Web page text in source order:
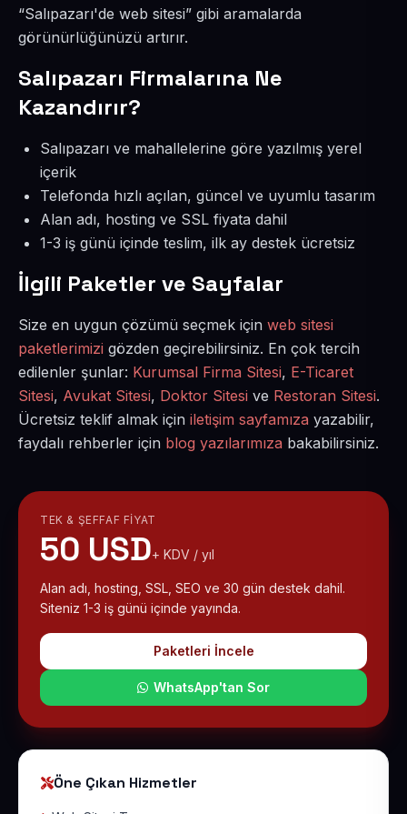
“Salıpazarı'de web sitesi” gibi aramalarda
görünürlüğünüzü artırır.
Salıpazarı Firmalarına Ne
Kazandırır?
Salıpazarı ve mahallelerine göre yazılmış yerel
içerik
Telefonda hızlı açılan, güncel ve uyumlu tasarım
Alan adı, hosting ve SSL fiyata dahil
1-3 iş günü içinde teslim, ilk ay destek ücretsiz
İlgili Paketler ve Sayfalar
Size en uygun çözümü seçmek için web sitesi
paketlerimizi gözden geçirebilirsiniz. En çok tercih
edilenler şunlar: Kurumsal Firma Sitesi, E-Ticaret
Sitesi, Avukat Sitesi, Doktor Sitesi ve Restoran Sitesi.
Ücretsiz teklif almak için iletişim sayfamıza yazabilir,
faydalı rehberler için blog yazılarımıza bakabilirsiniz.
TEK & ŞEFFAF FIYAT
50 USD+ KDV / yıl
Alan adı, hosting, SSL, SEO ve 30 gün destek dahil.
Siteniz 1-3 iş günü içinde yayında.
Paketleri İncele
WhatsApp'tan Sor
Öne Çıkan Hizmetler